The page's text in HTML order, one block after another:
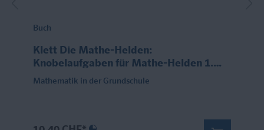
Buch
Klett Die Mathe-Helden:
Knobelaufgaben für Mathe-Helden 1.
Klasse
Mathematik in der Grundschule